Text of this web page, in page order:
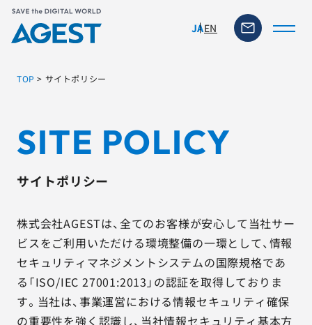
JAEN
TFACT (AIテストツール)
ニュース
AGESTの強み
TOP > サイトポリシー
SITE POLICY
サイトポリシー
株式会社AGESTは、全てのお客様が安心して当社サー
ビスをご利用いただける環境整備の一環として、情報
セキュリティマネジメントシステムの国際規格であ
る「ISO/IEC 27001:2013」の認証を取得しておりま
す。当社は、事業運営における情報セキュリティ確保
の重要性を強く認識し、当社情報セキュリティ基本方